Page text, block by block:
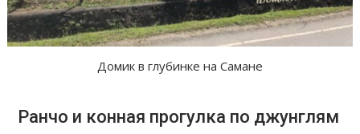
Домик в глубинке на Самане
Ранчо и конная прогулка по джунглям